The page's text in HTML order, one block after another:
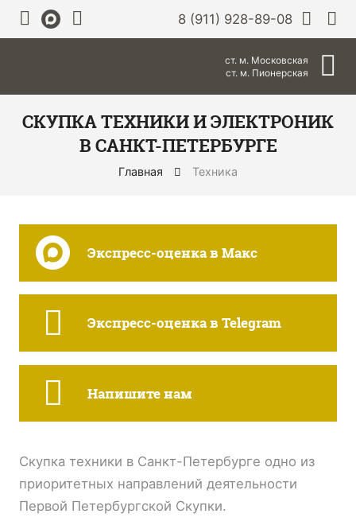
8 (911) 928-89-08
ст. м. Московская
ст. м. Пионерская
СКУПКА ТЕХНИКИ И ЭЛЕКТРОНИК
В САНКТ-ПЕТЕРБУРГЕ
Главная Техника
Скупка техники в Санкт-Петербурге одно из
приоритетных направлений деятельности
Первой Петербургской Скупки.
Экспресс-оценка в Макс
Экспресс-оценка в Telegram
Напишите нам